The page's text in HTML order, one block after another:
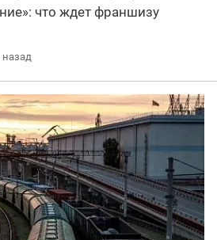
что ждет франшизу